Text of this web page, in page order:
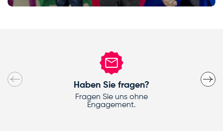
Vorherige
Haben Sie fragen?
Fragen Sie uns ohne
Engagement.